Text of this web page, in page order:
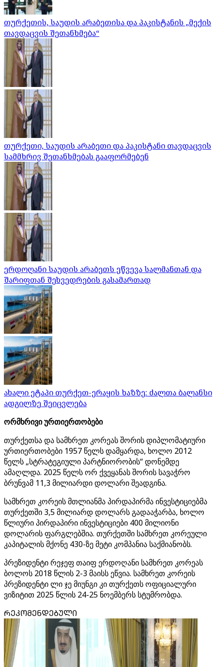
თურქეთის, საუდის არაბეთისა და პაკისტანის „მექის
თავდაცვის შეთანხმება“
თურქეთი, საუდის არაბეთი და პაკისტანი თავდაცვის
სამმხრივ შეთანხმებას გააფორმებენ
ერდოღანი საუდის არაბეთს ეწვევა სალმანთან და
შარიფთან შეხვედრების გასამართად
ახალი ეტაპი თურქეთ-ერაყის ხაზზე: ძალთა ბალანსი
ადგილზე შეიცვლება
ორმხრივი ურთიერთობები
თურქეთსა და სამხრეთ კორეას შორის დიპლომატიური
ურთიერთობები 1957 წელს დამყარდა, ხოლო 2012
წელს „სტრატეგიული პარტნიორობის“ დონემდე
ამაღლდა. 2025 წელს ორ ქვეყანას შორის სავაჭრო
ბრუნვამ 11,3 მილიარდი დოლარი შეადგინა.
სამხრეთ კორეის მთლიანმა პირდაპირმა ინვესტიციებმა
თურქეთში 3,5 მილიარდ დოლარს გადააჭარბა, ხოლო
წლიური პირდაპირი ინვესტიციები 400 მილიონი
დოლარის ფარგლებშია. თურქეთში სამხრეთ კორეული
კაპიტალის მქონე 430-ზე მეტი კომპანია საქმიანობს.
პრეზიდენტი რეჯეფ თაიფ ერდოღანი სამხრეთ კორეას
ბოლოს 2018 წლის 2-3 მაისს ეწვია. სამხრეთ კორეის
პრეზიდენტი ლი ჯე მიუნგი კი თურქეთს ოფიციალური
ვიზიტით 2025 წლის 24-25 ნოემბერს სტუმრობდა.
ᲠᲔᲙᲝᲛᲔᲜᲓᲔᲑᲣᲚᲘ